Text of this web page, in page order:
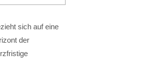
sich auf eine
der